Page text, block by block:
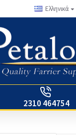
Ελληνικά
2310 464754